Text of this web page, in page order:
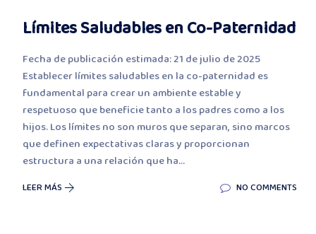
Límites Saludables en Co-Paternidad
Fecha de publicación estimada: 21 de julio de 2025
Establecer límites saludables en la co-paternidad es
fundamental para crear un ambiente estable y
respetuoso que beneficie tanto a los padres como a los
hijos. Los límites no son muros que separan, sino marcos
que definen expectativas claras y proporcionan
estructura a una relación que ha...
LEER MÁS NO COMMENTS